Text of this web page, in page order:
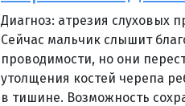
Диагноз: атрезия слуховых
Сейчас мальчик слышит
проводимости, но они
утолщения костей черепа
в тишине. Возможность